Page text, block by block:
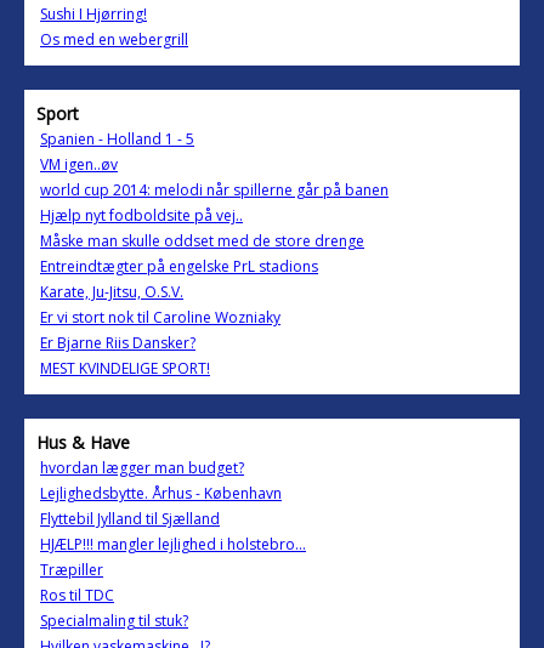
Sushi I Hjørring!
Os med en webergrill
Sport
Spanien - Holland 1 - 5
VM igen..øv
world cup 2014: melodi når spillerne går på banen
Hjælp nyt fodboldsite på vej..
Måske man skulle oddset med de store drenge
Entreindtægter på engelske PrL stadions
Karate, Ju-Jitsu, O.S.V.
Er vi stort nok til Caroline Wozniaky
Er Bjarne Riis Dansker?
MEST KVINDELIGE SPORT!
Hus & Have
hvordan lægger man budget?
Lejlighedsbytte. Århus - København
Flyttebil Jylland til Sjælland
HJÆLP!!! mangler lejlighed i holstebro...
Træpiller
Ros til TDC
Specialmaling til stuk?